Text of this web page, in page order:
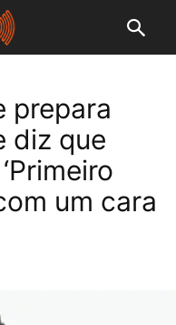
prepara
diz que
um cara